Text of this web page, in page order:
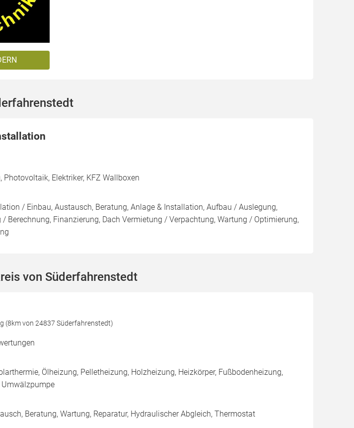
Elektriker, KFZ Wallboxen
/ Einbau, Austausch, Beratung, Anlage & Installation, Aufbau / Auslegung,
Berechnung, Finanzierung, Dach Vermietung / Verpachtung, Wartung / Optimierung,
von Süderfahrenstedt
(8km von 24837 Süderfahrenstedt)
Ölheizung, Pelletheizung, Holzheizung, Heizkörper, Fußbodenheizung,
Umwälzpumpe
Beratung, Wartung, Reparatur, Hydraulischer Abgleich, Thermostat